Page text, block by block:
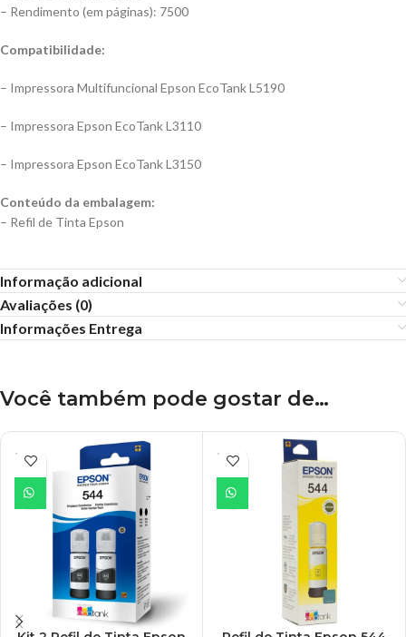
– Rendimento (em páginas): 7500
Compatibilidade:
– Impressora Multifuncional Epson EcoTank L5190
– Impressora Epson EcoTank L3110
– Impressora Epson EcoTank L3150
Conteúdo da embalagem:
– Refil de Tinta Epson
Informação adicional
Avaliações (0)
Informações Entrega
Você também pode gostar de…
ESGO
TADO
ESGO
TADO